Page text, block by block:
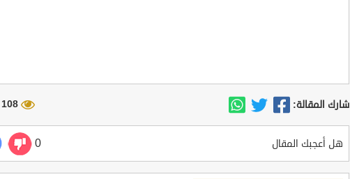
شارك المقالة: 108 مشاهدة
هل أعجبك المقال 0